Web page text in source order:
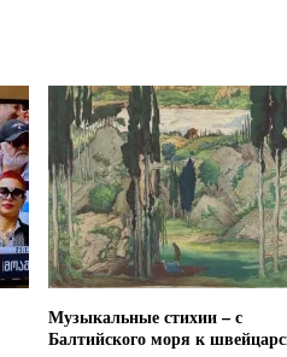
Музыкальные стихии – с
Балтийского моря к